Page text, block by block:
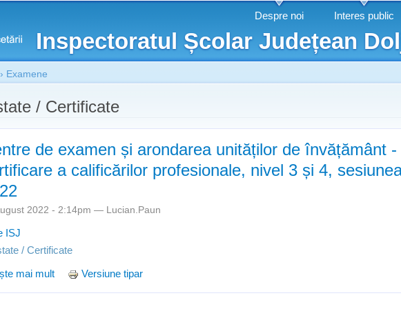
principal
Inspectoratul Școlar Județean
Despre noi Interes public
› Examene
/ Certificate
de examen și arondarea unităților de învățământ
a calificărilor profesionale, nivel 3 și 4,
2022 - 2:14pm — Lucian.Paun
ISJ
/ Certificate
mai mult
despre Centre de examen și arondarea unităților de învățământ - examenul
profesionale, nivel 3 și 4, sesiunea 22-23 august 2022
Versiune tipar